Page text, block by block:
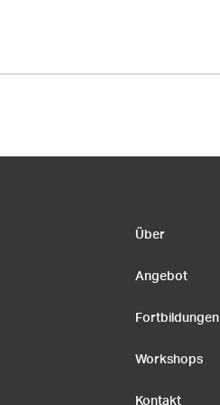
Über
Angebot
Fortbildungen
Workshops